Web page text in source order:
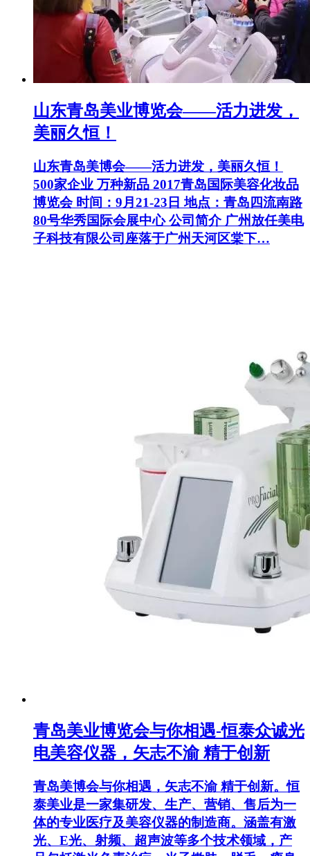
山东青岛美业博览会——活力进发，
美丽久恒！
山东青岛美博会——活力进发，美丽久恒！
500家企业 万种新品 2017青岛国际美容化妆品
博览会 时间：9月21-23日 地点：青岛四流南路
80号华秀国际会展中心 公司简介 广州放任美电
子科技有限公司座落于广州天河区棠下…
青岛美业博览会与你相遇-恒泰众诚光
电美容仪器，矢志不渝 精于创新
青岛美博会与你相遇，矢志不渝 精于创新。恒
泰美业是一家集研发、生产、营销、售后为一
体的专业医疗及美容仪器的制造商。涵盖有激
光、E光、射频、超声波等多个技术领域，产